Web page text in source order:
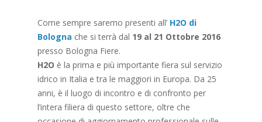
Come sempre saremo presenti all’ H2O di
Bologna che si terrà dal 19 al 21 Ottobre 2016
presso Bologna Fiere.
H2O è la prima e più importante fiera sul servizio
idrico in Italia e tra le maggiori in Europa. Da 25
anni, è il luogo di incontro e di confronto per
l’intera filiera di questo settore, oltre che